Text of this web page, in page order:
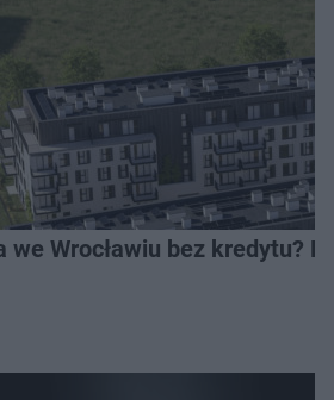
we Wrocławiu bez kredytu?